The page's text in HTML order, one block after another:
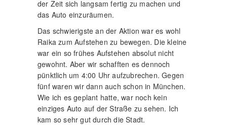
der Zeit sich langsam fertig zu machen und
das Auto einzuräumen.
Das schwierigste an der Aktion war es wohl
Raika zum Aufstehen zu bewegen. Die kleine
war ein so frühes Aufstehen absolut nicht
gewohnt. Aber wir schafften es dennoch
pünktlich um 4:00 Uhr aufzubrechen. Gegen
fünf waren wir dann auch schon in München.
Wie ich es geplant hatte, war noch kein
einziges Auto auf der Straße zu sehen. Ich
kam so sehr gut durch die Stadt.